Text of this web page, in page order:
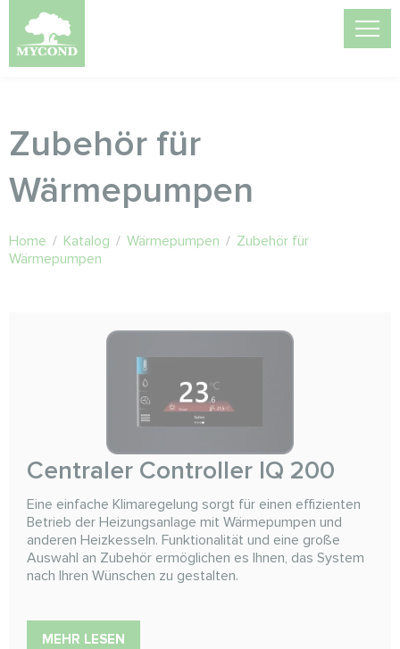
Zubehör für
Wärmepumpen
Home / Katalog / Wärmepumpen / Zubehör für
Wärmepumpen
Сentraler Controller IQ 200
Eine einfache Klimaregelung sorgt für einen effizienten
Betrieb der Heizungsanlage mit Wärmepumpen und
anderen Heizkesseln. Funktionalität und eine große
Auswahl an Zubehör ermöglichen es Ihnen, das System
nach Ihren Wünschen zu gestalten.
MEHR LESEN